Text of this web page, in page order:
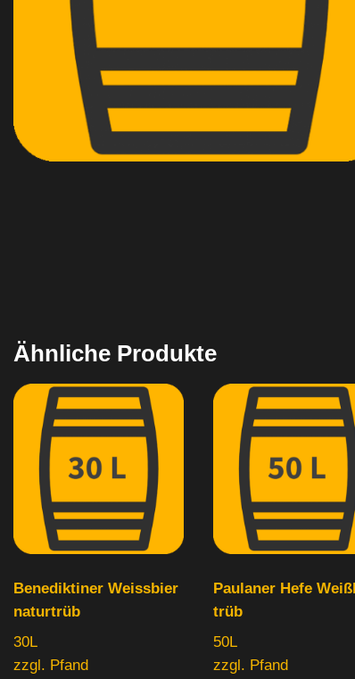
Ähnliche Produkte
Benediktiner Weissbier
naturtrüb
30L
zzgl. Pfand
Paulaner Hefe
trüb
50L
zzgl. Pfand